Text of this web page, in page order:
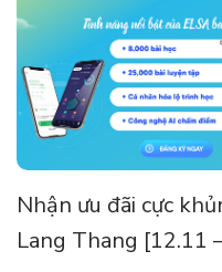
Nhận ưu đãi cực
Lang Thang [12.11